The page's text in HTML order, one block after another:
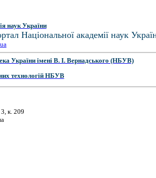
наук України
Національної академії наук
України імені В. І. Вернадського (НБУВ)
технологій НБУВ
к. 209